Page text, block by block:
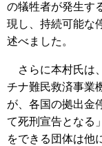
の犠牲者が発生す
現し、持続可能な
述べました。
さらに本村氏は
チナ難民救済事業
が、各国の拠出金
て死刑宣告となる
をできる団体は他